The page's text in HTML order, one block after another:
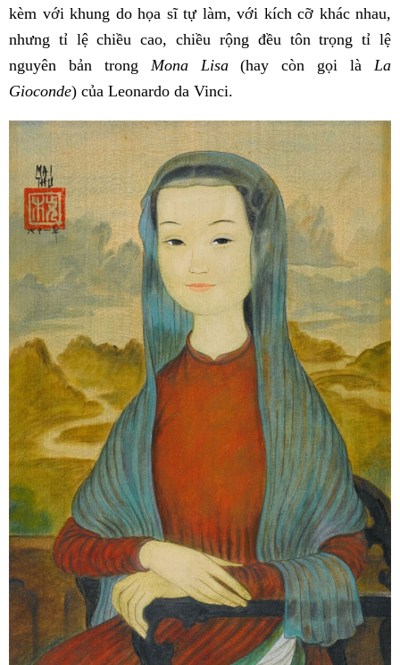
kèm với khung do họa sĩ tự làm, với kích cỡ khác nhau,
nhưng tỉ lệ chiều cao, chiều rộng đều tôn trọng tỉ lệ
nguyên bản trong Mona Lisa(hay còn gọi là La
Gioconde) của Leonardo da Vinci.